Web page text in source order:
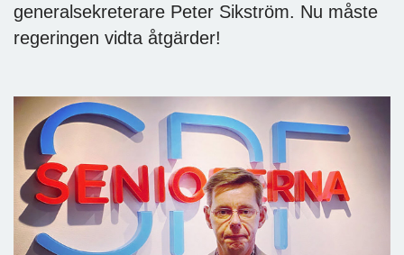
generalsekreterare Peter Sikström. Nu måste
regeringen vidta åtgärder!